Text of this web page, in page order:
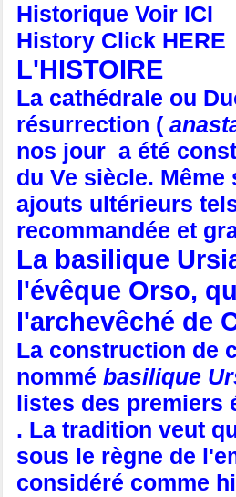
Historique Voir ICI
History Click HERE
L'HISTOIRE
La cathédrale ou
résurrection (
nos jour a été
du Ve siècle.
ajouts ultérieurs
recommandée et
La basilique
l'évêque Orso,
l'archevêché de
La construction de
nommé basilique
listes des premiers
. La tradition veut
sous le règne de
considéré comme